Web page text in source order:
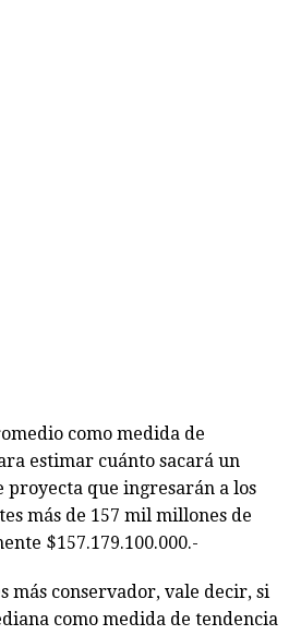
como medida de
estimar cuánto sacará un
proyecta que ingresarán a los
más de 157 mil millones de
$157.179.100.000.-
más conservador, vale decir, si
como medida de tendencia